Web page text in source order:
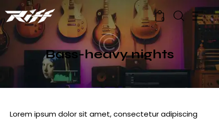
0
Bass-heavy nights
Lorem ipsum dolor sit amet, consectetur adipiscing